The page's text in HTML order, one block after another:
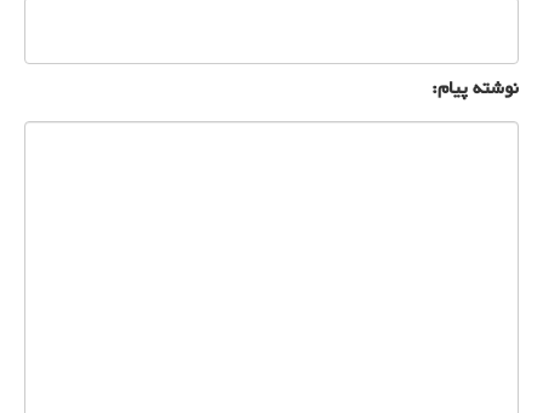
نوشته پیام: